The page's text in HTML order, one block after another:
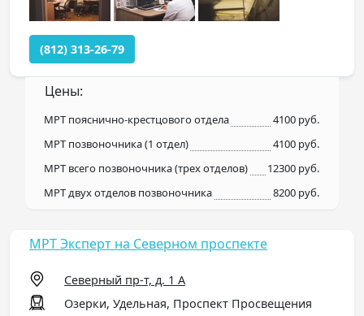
(812) 313-26-79
Цены:
МРТ пояснично-крестцового отдела
4100 руб.
МРТ позвоночника (1 отдел)
4100 руб.
МРТ всего позвоночника (трех отделов)
12300 руб.
МРТ двух отделов позвоночника
8200 руб.
МРТ Эксперт на Северном проспекте
Северный пр-т, д. 1 А
Озерки, Удельная, Проспект Просвещения